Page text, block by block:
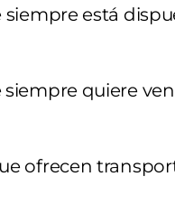
siempre está
quiere
ofrecen